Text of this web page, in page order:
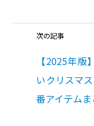
次の記事
【2025年
いクリスマ
番アイテムま